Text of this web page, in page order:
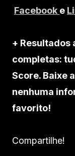
Facebook e
+ Resultados
completas:
Score. Baixe
nenhuma
favorito!
Compartilhe!